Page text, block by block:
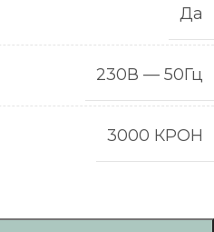
Да
230В — 50Гц
3000 КРОН